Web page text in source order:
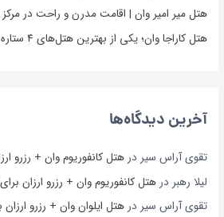
هتل میر امیر وان | اقامت مدرن و راحت در
هتل کاراجا وان؛ یکی از بهترین هتل‌های ۴ ستاره وان برای ایرانی‌ها
آخرین دیدگاه‌ها
تقوی آراس سیر درهتل کانفوریوم وان + رزرو
لیلا رهبر درهتل کانفوریوم وان + رزرو ارزان
تقوی آراس سیر درهتل ایلوان وان + رزرو ارزان